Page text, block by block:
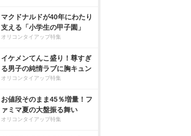
マクドナルドが40年にわたり
支える「小学生の甲子園」
オリコンタイアップ特集
イケメンてんこ盛り！尊すぎ
る男子の純情ラブに胸キュン
オリコンタイアップ特集
お値段そのまま45％増量！フ
ァミマ夏の大盤振る舞い
オリコンタイアップ特集